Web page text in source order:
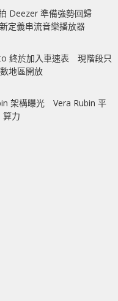
Deezer 準備強勢回歸
定義串流音樂播放器
終於加入車速表 現階段只
地區開放
架構曝光 Vera Rubin 平
算力